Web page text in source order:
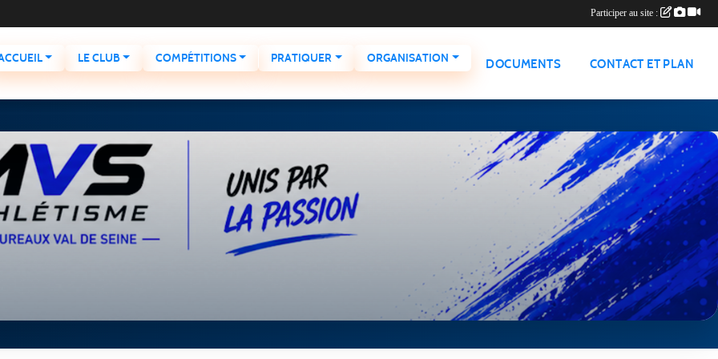
LE CLUB COMPÉTITIONS PRATIQUER ORGANISATION DOCUMENTS CONTACT ET PLAN
Participer au site :